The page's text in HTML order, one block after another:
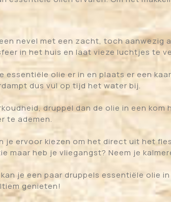
nevel met een zacht, toch aanwezig
in het huis en laat vieze luchtjes te
olie er in en plaats er een
dus vul op tijd het water bij.
druppel dan de olie in een
te ademen.
ervoor kiezen om het direct uit het
maar heb je vliegangst? Neem je
je een paar druppels essentiële olie
genieten!